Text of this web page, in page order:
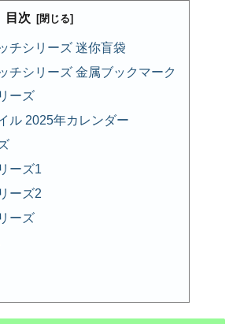
目次
チシリーズ 迷你盲袋
チシリーズ 金属ブックマーク
ーズ
ル 2025年カレンダー
ーズ1
ーズ2
ーズ